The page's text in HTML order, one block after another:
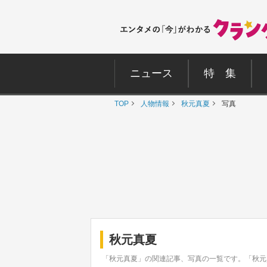
ニュース 特 集
TOP 人物情報 秋元真夏 写真
秋元真夏
「秋元真夏」の関連記事、写真の一覧です。「秋